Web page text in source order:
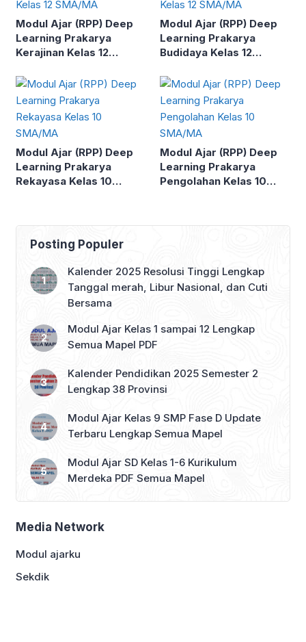
Modul Ajar (RPP) Deep
Learning Prakarya
Kerajinan Kelas 12
Modul Ajar (RPP) Deep
Learning Prakarya
Budidaya Kelas 12
Modul Ajar (RPP) Deep
Learning Prakarya
Rekayasa Kelas 10
Modul Ajar (RPP) Deep
Learning Prakarya
Pengolahan Kelas 10
Posting Populer
Kalender 2025 Resolusi Tinggi Lengkap
Tanggal merah, Libur Nasional, dan Cuti
Bersama
Modul Ajar Kelas 1 sampai 12 Lengkap
Semua Mapel PDF
Kalender Pendidikan 2025 Semester 2
Lengkap 38 Provinsi
Modul Ajar Kelas 9 SMP Fase D Update
Terbaru Lengkap Semua Mapel
Modul Ajar SD Kelas 1-6 Kurikulum
Merdeka PDF Semua Mapel
Media Network
Modul ajarku
Sekdik